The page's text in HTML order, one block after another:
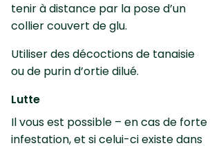
tenir à distance par la pose d’un
collier couvert de glu.
Utiliser des décoctions de tanaisie
ou de purin d’ortie dilué.
Lutte
Il vous est possible – en cas de forte
infestation, et si celui-ci existe dans